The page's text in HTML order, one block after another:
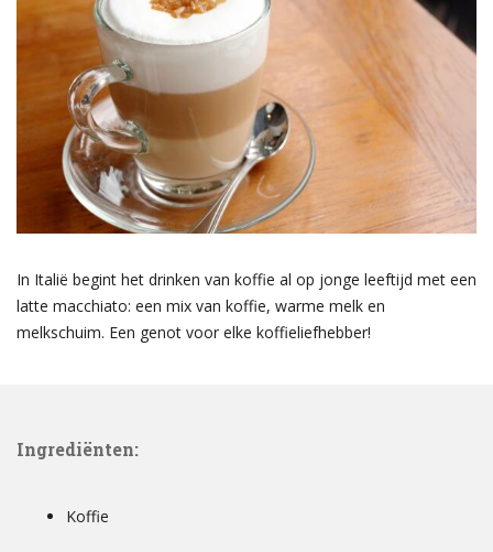
In Italië begint het drinken van koffie al op jonge leeftijd met een
latte macchiato: een mix van koffie, warme melk en
melkschuim. Een genot voor elke koffieliefhebber!
Ingrediënten:
Koffie